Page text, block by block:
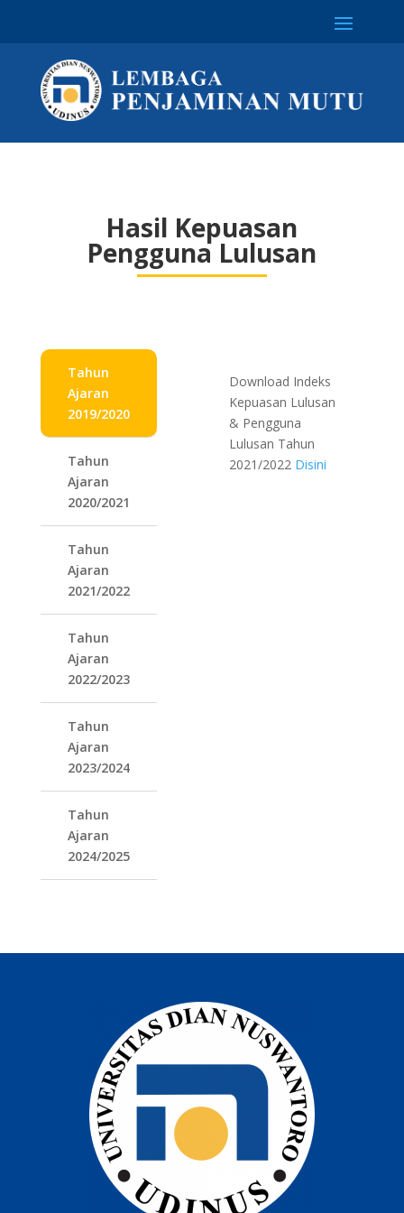
Hasil Kepuasan
Pengguna Lulusan
Tahun
Ajaran
2019/2020
Tahun
Ajaran
2020/2021
Tahun
Ajaran
2021/2022
Tahun
Ajaran
2022/2023
Tahun
Ajaran
2023/2024
Tahun
Ajaran
2024/2025
Download Indeks
Kepuasan Lulusan
& Pengguna
Lulusan Tahun
2021/2022 Disini